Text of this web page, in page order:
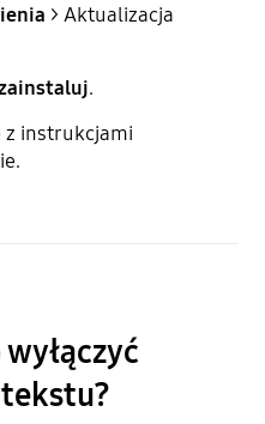
> Aktualizacja
.
z instrukcjami